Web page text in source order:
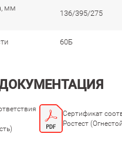
мм
136/395/275
60Б
Сертификат
Ростест